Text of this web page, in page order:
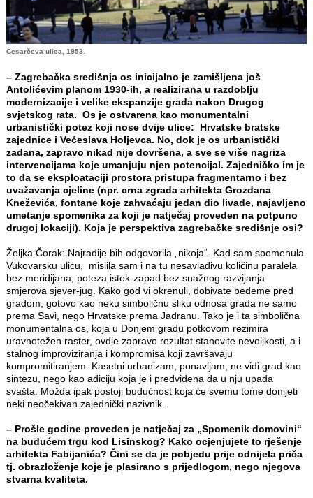
Cesarčeva ulica, 1953.
– Zagrebačka središnja os inicijalno je zamišljena još
Antolićevim planom 1930-ih, a realizirana u razdoblju
modernizacije i velike ekspanzije grada nakon Drugog
svjetskog rata. Os je ostvarena kao monumentalni
urbanistički potez koji nose dvije ulice: Hrvatske bratske
zajednice i Većeslava Holjevca. No, dok je os urbanistički
zadana, zapravo nikad nije dovršena, a sve se više nagriza
intervencijama koje umanjuju njen potencijal. Zajedničko im je
to da se eksploataciji prostora pristupa fragmentarno i bez
uvažavanja cjeline (npr. crna zgrada arhitekta Grozdana
Kneževića, fontane koje zahvaćaju jedan dio livade, najavljeno
umetanje spomenika za koji je natječaj proveden na potpuno
drugoj lokaciji). Koja je perspektiva zagrebačke središnje osi?
Željka Čorak: Najradije bih odgovorila „nikoja“. Kad sam spomenula
Vukovarsku ulicu, mislila sam i na tu nesavladivu količinu paralela
bez meridijana, poteza istok-zapad bez snažnog razvijanja
smjerova sjever-jug. Kako god vi okrenuli, dobivate bedeme pred
gradom, gotovo kao neku simboličnu sliku odnosa grada ne samo
prema Savi, nego Hrvatske prema Jadranu. Tako je i ta simbolična
monumentalna os, koja u Donjem gradu potkovom rezimira
uravnotežen raster, ovdje zapravo rezultat stanovite nevoljkosti, a i
stalnog improviziranja i kompromisa koji završavaju
kompromitiranjem. Kasetni urbanizam, ponavljam, ne vidi grad kao
sintezu, nego kao adiciju koja je i predviđena da u nju upada
svašta. Možda ipak postoji budućnost koja će svemu tome donijeti
neki neočekivan zajednički nazivnik.
– Prošle godine proveden je natječaj za „Spomenik domovini“
na budućem trgu kod Lisinskog? Kako ocjenjujete to rješenje
arhitekta Fabijanića? Čini se da je pobjedu prije odnijela priča
tj. obrazloženje koje je plasirano s prijedlogom, nego njegova
stvarna kvaliteta.